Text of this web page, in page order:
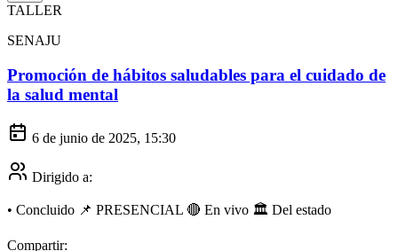
TALLER
SENAJU
Promoción de hábitos saludables para el cuidado de
la salud mental
6 de junio de 2025, 15:30
Dirigido a:
• Concluido 📌 PRESENCIAL 🔴 En vivo 🏛️ Del estado
Compartir: